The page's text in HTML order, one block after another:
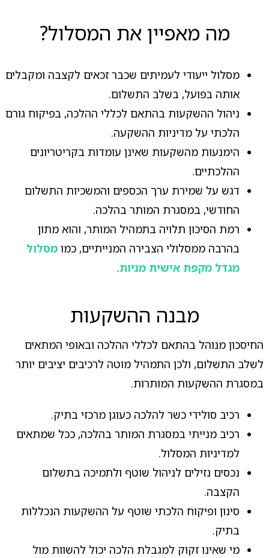
מה מאפיין את המסלול?
מסלול ייעודי לעמיתים שכבר זכאים לקצבה ומקבלים
אותה בפועל, בשלב התשלום.
ניהול ההשקעות בהתאם לכללי ההלכה, בפיקוח גורם
הלכתי על מדיניות ההשקעה.
הימנעות מהשקעות שאינן עומדות בקריטריונים
ההלכתיים.
דגש על שמירת ערך הכספים והמשכיות התשלום
החודשי, במסגרת המותר בהלכה.
רמת הסיכון תלויה בתמהיל המותר, והוא מתון
בהרבה ממסלולי הצבירה המנייתיים, כמו מסלול
מגדל מקפת אישית מניות.
מבנה ההשקעות
החיסכון מנוהל בהתאם לכללי ההלכה ובאופי המתאים
לשלב התשלום, ולכן התמהיל מוטה לרכיבים יציבים יותר
במסגרת ההשקעות המותרות.
רכיב סולידי כשר להלכה כעוגן מרכזי בתיק.
רכיב מנייתי במסגרת המותר בהלכה, ככל שמתאים
למדיניות המסלול.
נכסים נזילים לניהול שוטף ולתמיכה בתשלום
הקצבה.
סינון ופיקוח הלכתי שוטף על ההשקעות הנכללות
בתיק.
מי שאינו זקוק למגבלת הלכה יכול להשוות מול